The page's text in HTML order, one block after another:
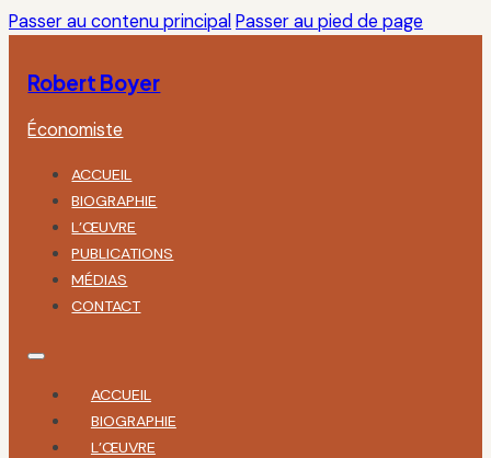
Passer au contenu principal Passer au pied de page
Robert Boyer
Économiste
ACCUEIL
BIOGRAPHIE
L’ŒUVRE
PUBLICATIONS
MÉDIAS
CONTACT
ACCUEIL
BIOGRAPHIE
L’ŒUVRE